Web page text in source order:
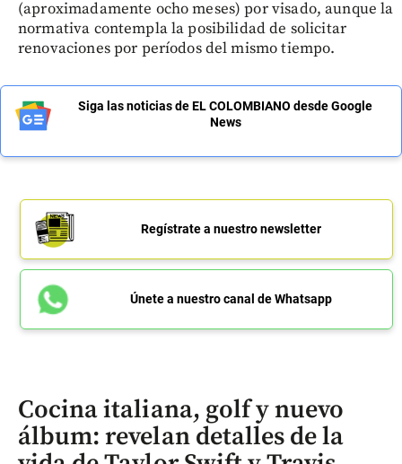
(aproximadamente ocho meses) por visado, aunque la
normativa contempla la posibilidad de solicitar
renovaciones por períodos del mismo tiempo.
Siga las noticias de EL COLOMBIANO desde Google
News
Regístrate a nuestro newsletter
Únete a nuestro canal de Whatsapp
Cocina italiana, golf y nuevo
álbum: revelan detalles de la